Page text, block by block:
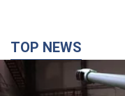
TOP NEWS